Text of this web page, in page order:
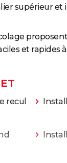
supérieur et
et rapides
recul